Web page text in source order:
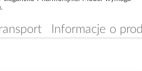
Informacje o